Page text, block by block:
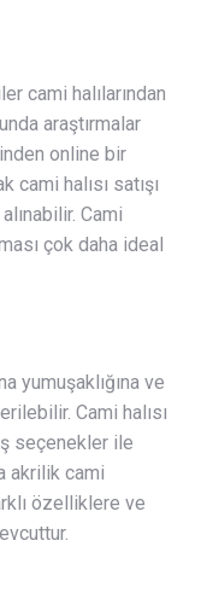
cami halılarından
araştırmalar
online bir
halısı satışı
Cami
çok daha ideal
yumuşaklığına ve
Cami halısı
seçenekler ile
akrilik cami
özelliklere ve